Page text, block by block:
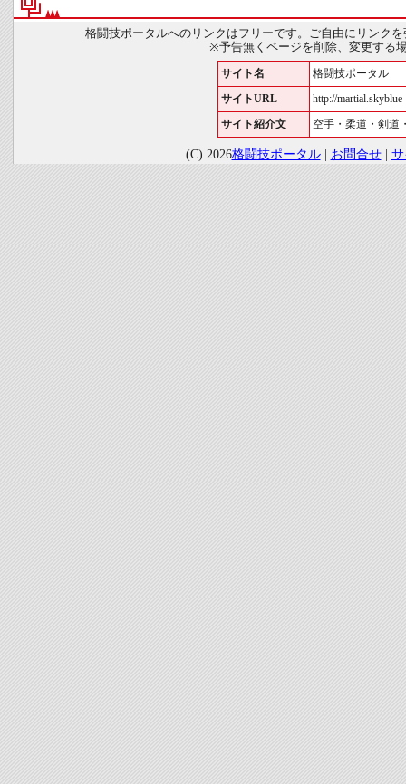
格闘技ポータルへのリンクはフリーです。ご自由にリンク
※予告無くページを削除、変更する
サイト名 格闘技ポータル
サイトURL http://
サイト紹介文 空手・柔道・剣道
(C) 2026格闘技ポータル| お問合せ|